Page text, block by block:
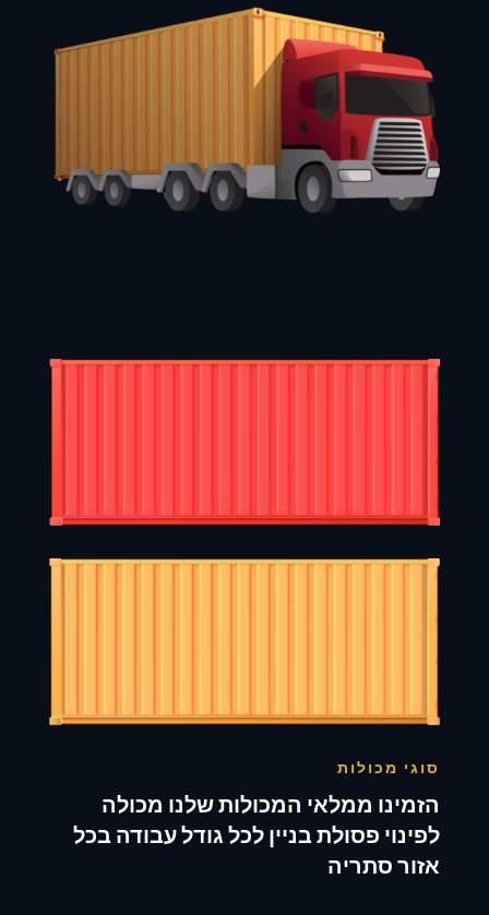
סוגי מכולות
הזמינו ממלאי המכולות שלנו מכולה
לפינוי פסולת בניין לכל גודל עבודה בכל
אזור סתריה